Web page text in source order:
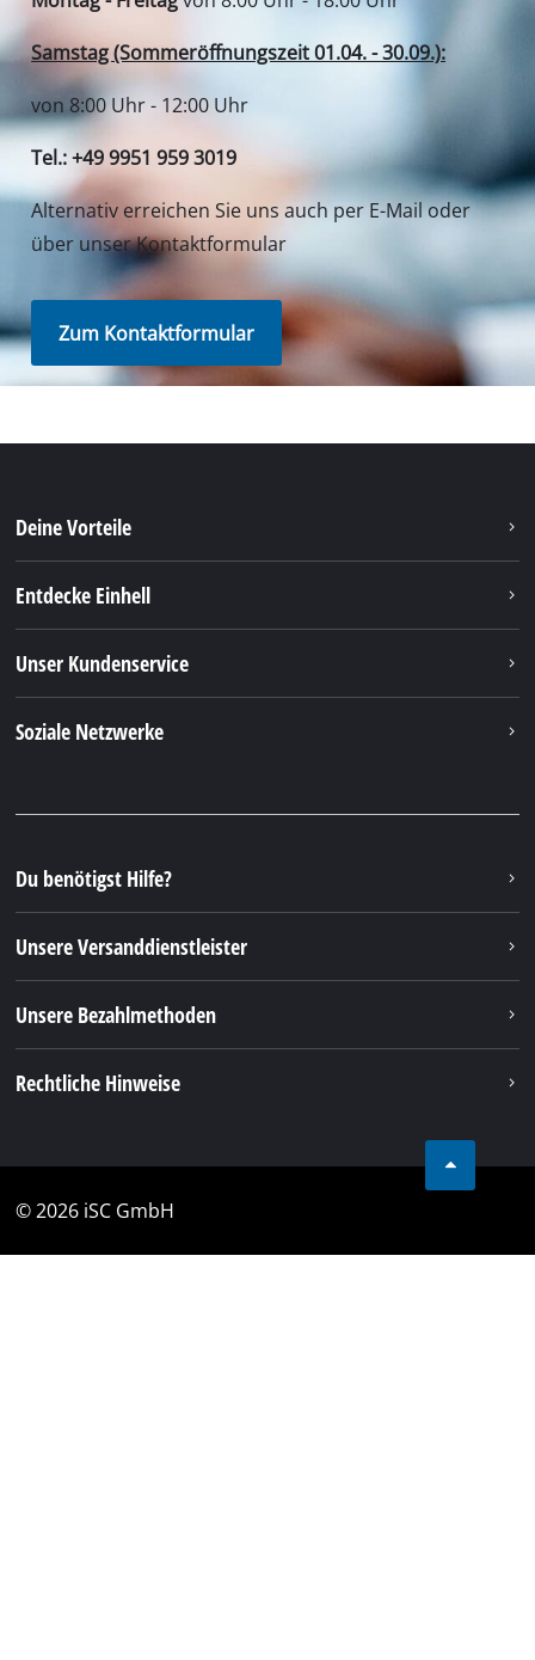
Samstag (Sommeröffnungszeit 01.04. - 30.09.):
von 8:00 Uhr - 12:00 Uhr
Tel.: +49 9951 959 3019
Alternativ erreichen Sie uns auch per E-Mail oder
über unser Kontaktformular
Zum Kontaktformular
Deine Vorteile
Entdecke Einhell
Unser Kundenservice
Soziale Netzwerke
Du benötigst Hilfe?
Unsere Versanddienstleister
Unsere Bezahlmethoden
Rechtliche Hinweise
© 2026 iSC GmbH